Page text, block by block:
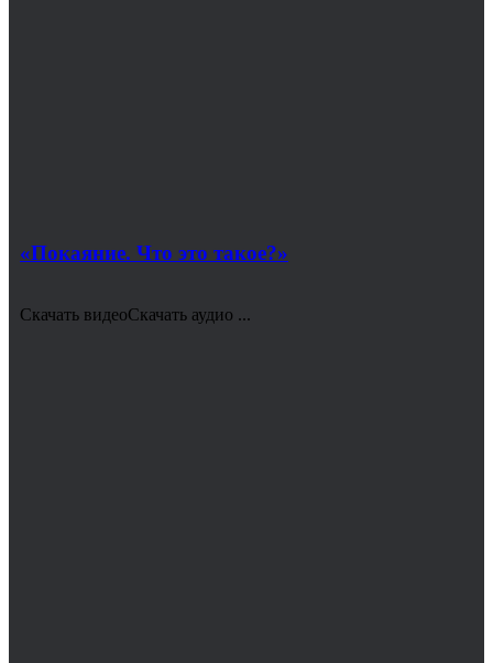
«Покаяние. Что это такое?»
Скачать видеоСкачать аудио ...